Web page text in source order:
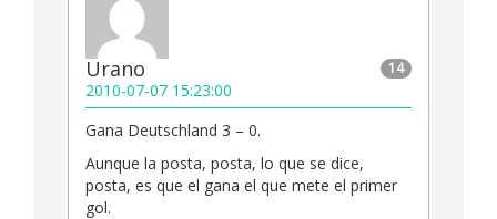
14
Urano
2010-07-07 15:23:00
Gana Deutschland 3 – 0.
Aunque la posta, posta, lo que se dice,
posta, es que el gana el que mete el primer
gol.